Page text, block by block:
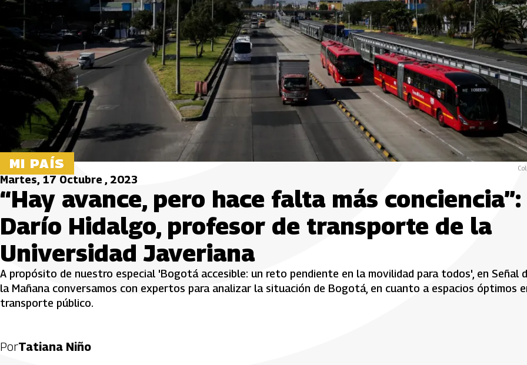
MI PAÍS
Martes, 17 Octubre , 2023
“Hay avance, pero hace falta más conciencia”:
Darío Hidalgo, profesor de transporte de la
Universidad Javeriana
A propósito de nuestro especial 'Bogotá accesible: un reto pendiente en la movilidad para todos', en Señal
la Mañana conversamos con expertos para analizar la situación de Bogotá, en cuanto a espacios óptimos
transporte público.
PorTatiana Niño